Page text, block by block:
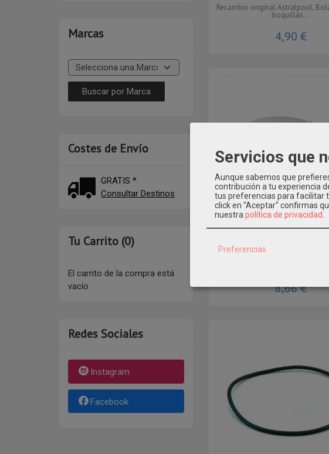
Marcas
Costes de Envío
GRATIS *
Consultar Destinos
Tu Carrito (0)
El carrito de la compra está
vacío
Redes Sociales
Instagram
Facebook
Recambio original Astralpool,
boquillas...
4,90 €
Tapa cesto skimmer con
8,66 €
Servicios que
Aunque sabemos que
contribución a tu experiencia
tus preferencias para facilitar
click en "Aceptar" confirmas
nuestra política de privacidad
Preferencias